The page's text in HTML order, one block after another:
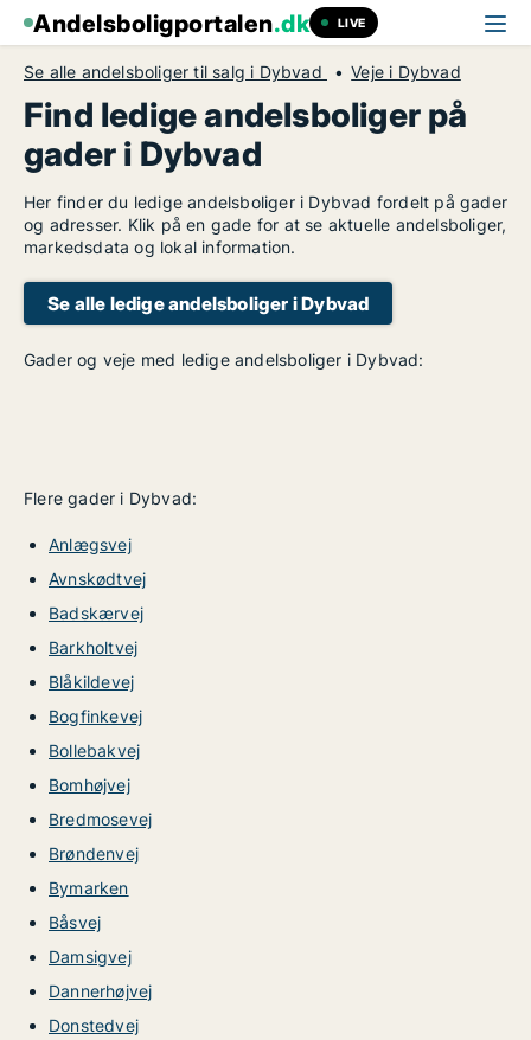
Andelsboligportalen.dk LIVE
Se alle andelsboliger til salg i Dybvad Veje i Dybvad
Find ledige andelsboliger på
gader i Dybvad
Her finder du ledige andelsboliger i Dybvad fordelt på gader
og adresser. Klik på en gade for at se aktuelle andelsboliger,
markedsdata og lokal information.
Se alle ledige andelsboliger i Dybvad
Gader og veje med ledige andelsboliger i Dybvad:
Flere gader i Dybvad:
Anlægsvej
Avnskødtvej
Badskærvej
Barkholtvej
Blåkildevej
Bogfinkevej
Bollebakvej
Bomhøjvej
Bredmosevej
Brøndenvej
Bymarken
Båsvej
Damsigvej
Dannerhøjvej
Donstedvej